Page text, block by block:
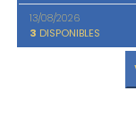
13/08/2026
3 DISPONIBLES